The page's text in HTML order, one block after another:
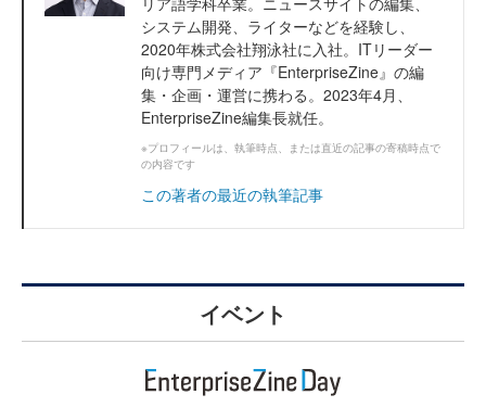
システム開発、ライターなどを経験し、
2020年株式会社翔泳社に入社。ITリーダー
向け専門メディア『EnterpriseZine』の編
集・企画・運営に携わる。2023年4月、
EnterpriseZine編集長就任。
※プロフィールは、執筆時点、または直近の記事の寄稿時点で
の内容です
この著者の最近の執筆記事
イベント